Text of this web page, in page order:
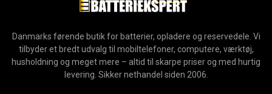
Danmarks førende butik for batterier, opladere og reservedele. Vi
tilbyder et bredt udvalg til mobiltelefoner, computere, værktøj,
husholdning og meget mere – altid til skarpe priser og med hurtig
levering. Sikker nethandel siden 2006.